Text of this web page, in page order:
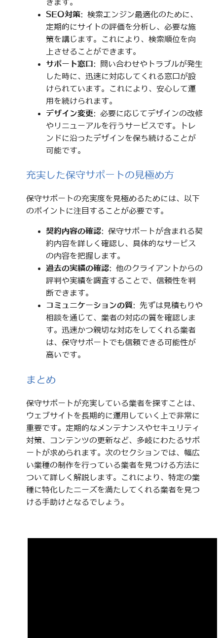
きます。
SEO対策: 検索エンジン最適化のために、
定期的にサイトの評価を分析し、必要な施
策を講じます。これにより、検索順位を向
上させることができます。
サポート窓口 : 問い合わせやトラブルが発生
した時に、迅速に対応してくれる窓口が設
けられています。これにより、安心して運
用を続けられます。
デザイン変更: 必要に応じてデザインの改修
やリニューアルを行うサービスです。トレ
ンドに沿ったデザインを保ち続けることが
可能です。
充実した保守サポートの見極め方
保守サポートの充実度を見極めるためには、以下
のポイントに注目することが必要です。
契約内容の確認: 保守サポートが含まれる契
約内容を詳しく確認し、具体的なサービス
の内容を把握します。
過去の実績の確認: 他のクライアントからの
評判や実績を調査することで、信頼性を判
断できます。
コミュニケーションの質: 先ずは見積もりや
相談を通じて、業者の対応の質を確認しま
す。迅速かつ親切な対応をしてくれる業者
は、保守サポートでも信頼できる可能性が
高いです。
まとめ
保守サポートが充実している業者を探すことは、
ウェブサイトを長期的に運用していく上で非常に
重要です。定期的なメンテナンスやセキュリティ
対策、コンテンツの更新など、多岐にわたるサポ
ートが求められます。次のセクションでは、幅広
い業種の制作を行っている業者を見つける方法に
ついて詳しく解説します。これにより、特定の業
種に特化したニーズを満たしてくれる業者を見つ
ける手助けとなるでしょう。